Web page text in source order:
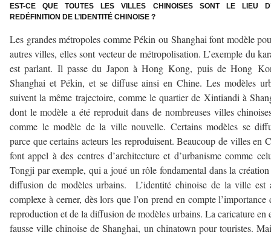
EST-CE QUE TOUTES LES VILLES CHINOISES SONT LE LIEU
REDÉFINITION DE L’IDENTITÉ CHINOISE ?
Les grandes métropoles comme Pékin ou Shanghai font modèle
autres villes, elles sont vecteur de métropolisation. L’exemple du
est parlant. Il passe du Japon à Hong Kong, puis de Hong
Shanghai et Pékin, et se diffuse ainsi en Chine. Les modèles
suivent la même trajectoire, comme le quartier de Xintiandi à
dont le modèle a été reproduit dans de nombreuses villes
comme le modèle de la ville nouvelle. Certains modèles se
parce que certains acteurs les reproduisent. Beaucoup de villes en
font appel à des centres d’architecture et d’urbanisme comme
Tongji par exemple, qui a joué un rôle fondamental dans la
diffusion de modèles urbains. L’identité chinoise de la ville est
complexe à cerner, dès lors que l’on prend en compte l’importance
reproduction et de la diffusion de modèles urbains. La caricature en
fausse ville chinoise de Shanghai, un chinatown pour touristes.